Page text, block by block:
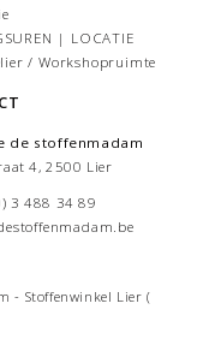
| LOCATIE
/ Workshopruimte
de stoffenmadam
4, 2500 Lier
3 488 34 89
- Stoffenwinkel Lier (